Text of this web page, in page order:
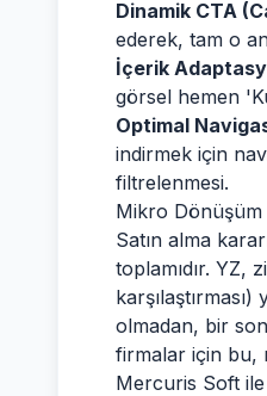
Dinamik CTA
ederek, tam o
İçerik
görsel hemen
Optimal
indirmek için
filtrelenmesi.
Mikro Dönüşüm
Satın alma
toplamıdır. YZ,
olmadan, bir
firmalar için bu,
Mercuris Soft